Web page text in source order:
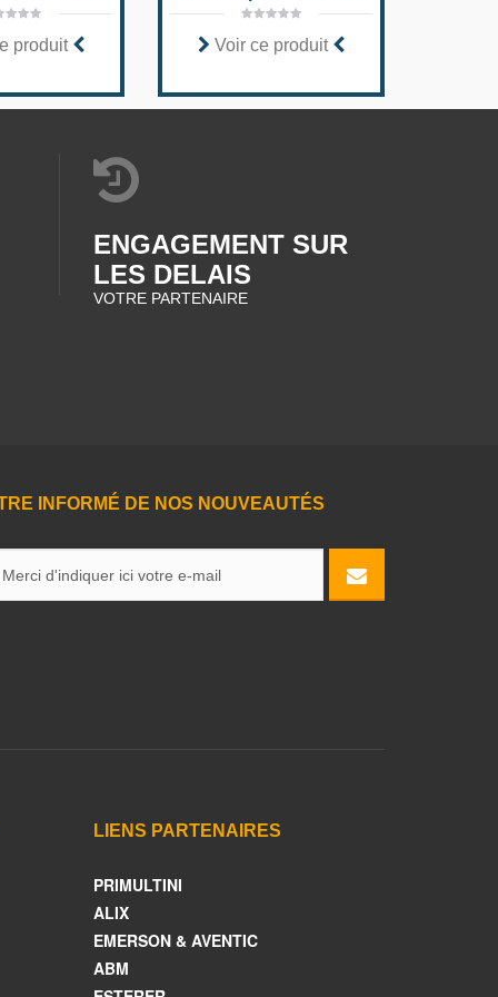
produit Voir ce produit
ENGAGEMENT SUR
LES DELAIS
VOTRE PARTENAIRE
INFORMÉ DE NOS NOUVEAUTÉS
LIENS PARTENAIRES
PRIMULTINI
ALIX
EMERSON & AVENTIC
ABM